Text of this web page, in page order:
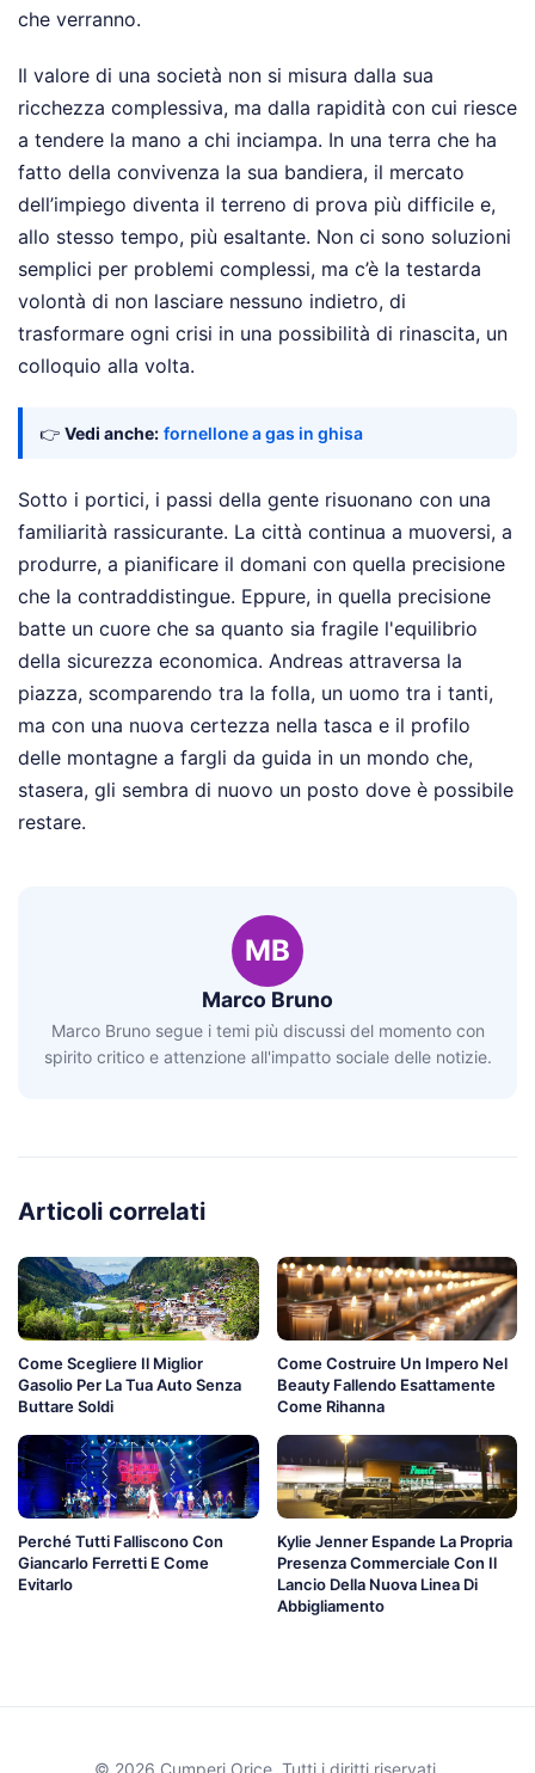
che verranno.
Il valore di una società non si misura dalla sua
ricchezza complessiva, ma dalla rapidità con cui riesce
a tendere la mano a chi inciampa. In una terra che ha
fatto della convivenza la sua bandiera, il mercato
dell’impiego diventa il terreno di prova più difficile e,
allo stesso tempo, più esaltante. Non ci sono soluzioni
semplici per problemi complessi, ma c’è la testarda
volontà di non lasciare nessuno indietro, di
trasformare ogni crisi in una possibilità di rinascita, un
colloquio alla volta.
👉 Vedi anche: fornellone a gas in ghisa
Sotto i portici, i passi della gente risuonano con una
familiarità rassicurante. La città continua a muoversi, a
produrre, a pianificare il domani con quella precisione
che la contraddistingue. Eppure, in quella precisione
batte un cuore che sa quanto sia fragile l'equilibrio
della sicurezza economica. Andreas attraversa la
piazza, scomparendo tra la folla, un uomo tra i tanti,
ma con una nuova certezza nella tasca e il profilo
delle montagne a fargli da guida in un mondo che,
stasera, gli sembra di nuovo un posto dove è possibile
restare.
MB
Marco Bruno
Marco Bruno segue i temi più discussi del momento con
spirito critico e attenzione all'impatto sociale delle notizie.
Articoli correlati
Come Scegliere Il Miglior
Gasolio Per La Tua Auto Senza
Buttare Soldi
Come Costruire Un Impero Nel
Beauty Fallendo Esattamente
Come Rihanna
Perché Tutti Falliscono Con
Giancarlo Ferretti E Come
Evitarlo
Kylie Jenner Espande La Propria
Presenza Commerciale Con Il
Lancio Della Nuova Linea Di
Abbigliamento